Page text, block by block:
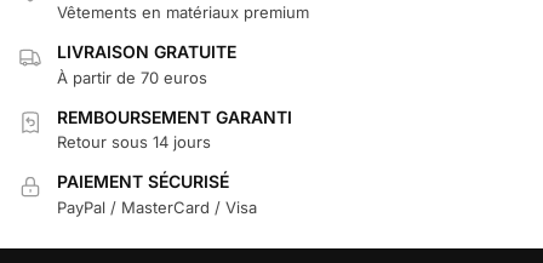
Vêtements en matériaux premium
LIVRAISON GRATUITE
À partir de 70 euros
REMBOURSEMENT GARANTI
Retour sous 14 jours
PAIEMENT SÉCURISÉ
PayPal / MasterCard / Visa